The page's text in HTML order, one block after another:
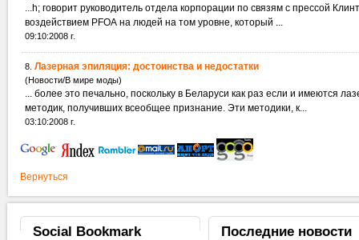
...h; говорит руководитель отдела корпорации по связям с прессой
воздействием PFOA на людей на том уровне, который ...
09:10:2008 г.
8. Лазерная эпиляция: достоинства и недостатки
(Новости/В мире моды)
... более это печально, поскольку в Беларуси как раз если и имеются
методик, получивших всеобщее признание. Эти методики, к...
03:10:2008 г.
Вернуться
Social Bookmark Последниеновости